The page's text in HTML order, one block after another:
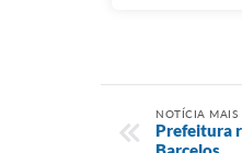
NOTÍCIA MAIS
Prefeitura